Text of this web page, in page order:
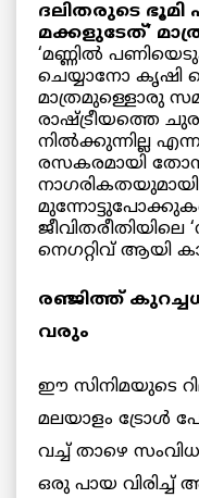
ദലിതരുടെ ഭൂമി
മക്കളുടേത്’
‘മണ്ണിൽ
ചെയ്യാനോ കൃഷി
മാത്രമുള്ളൊരു
രാഷ്ട്രീയത്തെ
നിൽക്കുന്നില്ല
രസകരമായി
നാഗരികതയുമായി
നെഗറ്റിവ് ആയി
രഞ്ജിത്ത്
വരും
ഈ സിനിമയുടെ
മലയാളം ട്രോൾ
വച്ച് താഴെ
ഒരു പായ വിരിച്ച്